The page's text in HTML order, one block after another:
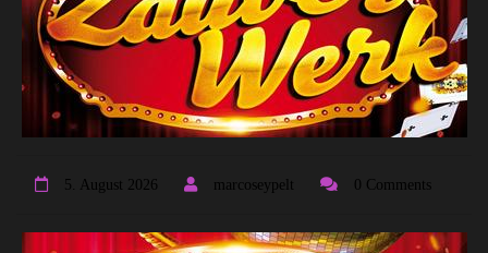
5. August 2026 marcoseypelt 0 Comments